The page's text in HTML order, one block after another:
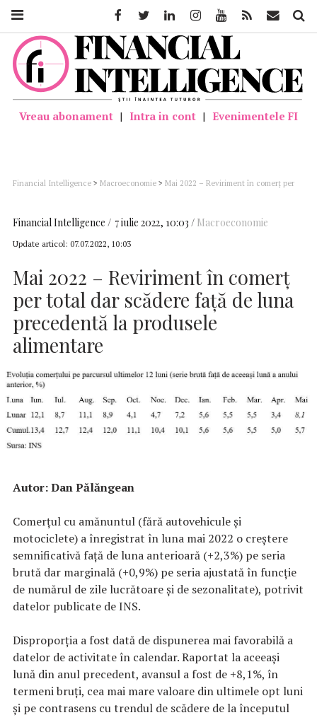
Vreau abonament | Intra in cont | Evenimentele FI
Financial Intelligence > Macroeconomie > Mai 2022 – Reviriment în comerț per
Financial Intelligence 7 iulie 2022, 10:03 Macroeconomie
Update articol: 07.07.2022, 10:03
Mai 2022 – Reviriment în comerț
per total dar scădere față de luna
precedentă la produsele
alimentare
Autor: Dan Pălăngean
Comerțul cu amănuntul (fără autovehicule și
motociclete) a înregistrat în luna mai 2022 o creștere
semnificativă față de luna anterioară (+2,3%) pe seria
brută dar marginală (+0,9%) pe seria ajustată în funcţie
de numărul de zile lucrătoare şi de sezonalitate), potrivit
datelor publicate de INS.
Disproporția a fost dată de dispunerea mai favorabilă a
datelor de activitate în calendar. Raportat la aceeași
lună din anul precedent, avansul a fost de +8,1%, în
termeni bruți, cea mai mare valoare din ultimele opt luni
și pe contrasens cu trendul de scădere de la începutul
FacebookTwitter LinkedinInstagramYoutube Feed Mail